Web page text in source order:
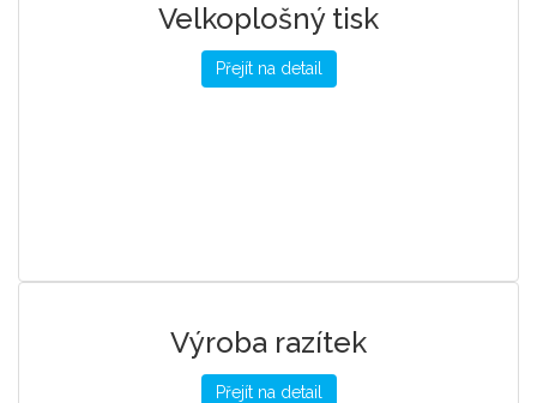
Velkoplošný tisk
Přejít na detail
Výroba razítek
Přejít na detail